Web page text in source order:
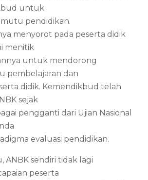
untuk
pendidikan.
menyorot pada peserta didik
menitik
untuk mendorong
pembelajaran dan
didik. Kemendikbud telah
sejak
pengganti dari Ujian Nasional
evaluasi pendidikan.
ANBK sendiri tidak lagi
peserta